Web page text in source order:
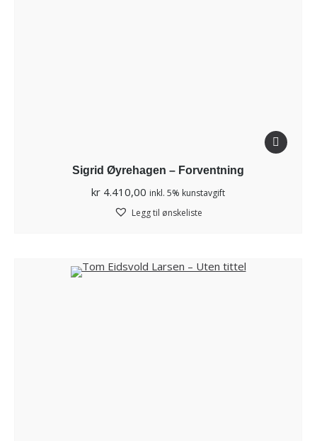
Sigrid Øyrehagen – Forventning
kr 4.410,00 inkl. 5% kunstavgift
Legg til ønskeliste